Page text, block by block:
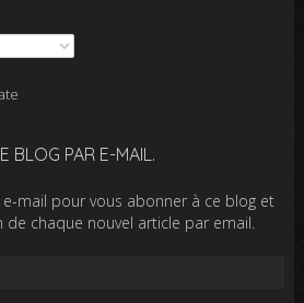
BLOG PAR E-MAIL.
mail pour vous abonner à ce blog et
de chaque nouvel article par email.